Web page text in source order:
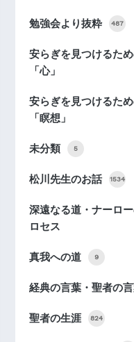
勉強会より抜粋 487
安らぎを見つけるた
「心」
安らぎを見つけるた
「瞑想」
未分類 5
松川先生のお話 1534
深遠なる道・ナーロ
ロセス
真我への道 9
経典の言葉・聖者の
聖者の生涯 824